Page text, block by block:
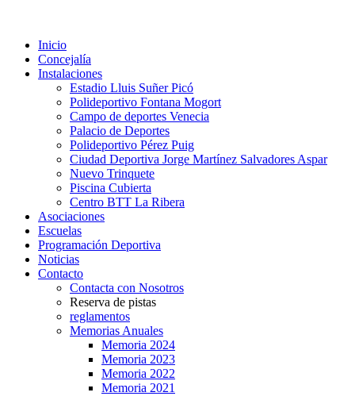
Inicio
Concejalía
Instalaciones
Estadio Lluis Suñer Picó
Polideportivo Fontana Mogort
Campo de deportes Venecia
Palacio de Deportes
Polideportivo Pérez Puig
Ciudad Deportiva Jorge Martínez Salvadores Aspar
Nuevo Trinquete
Piscina Cubierta
Centro BTT La Ribera
Asociaciones
Escuelas
Programación Deportiva
Noticias
Contacto
Contacta con Nosotros
Reserva de pistas
reglamentos
Memorias Anuales
Memoria 2024
Memoria 2023
Memoria 2022
Memoria 2021